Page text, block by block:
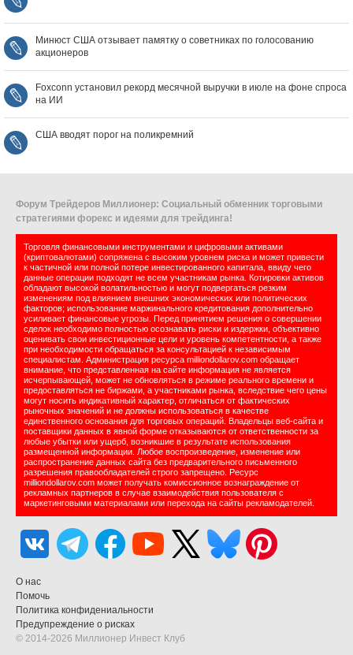
Минюст США отзывает памятку о советниках по голосованию
акционеров
Foxconn установил рекорд месячной выручки в июле на фоне спроса
на ИИ
США вводят порог на поликремний
Форум Трейдеров Миллионер: Социальный обменник торговыми
стратегиями форекс и идеями для трейдинга!
Торговля финансовыми инструментами и цифровыми активами
(криптовалютами) сопряжена с высоким уровнем риска и может привести
к частичной или полной потере инвестированного капитала, ввиду чего
данные операции подходят не всем участникам рынка. Котировки активов
обладают высокой волатильностью и могут подвергаться резким
изменениям под влиянием внешних экономических или политических
факторов; использование маржинального кредитования дополнительно
усиливает финансовые угрозы. Перед принятием решения о совершении
сделок необходимо полностью осознавать риски и издержки, объективно
оценивать свои инвестиционные цели и уровень компетентности, а также
при необходимости обращаться за консультацией к независимым
специалистам. Администрация ресурса milliondollarov.com обращает
внимание, что представленная на сайте информация не является
исчерпывающей, может не обновляться в режиме реального времени и
предоставляться не биржами, а участниками рынка, вследствие чего цены
могут носить индикативный характер, отличаться от фактических
рыночных значений и не должны использоваться в качестве
единственного основания для торговых операций. Владельцы веб-сайта и
поставщики данных в явной форме отказываются от ответственности за
любые убытки или ущерб, возникшие в результате использования
размещенной информации. Любое воспроизведение, изменение или
распространение данных сайта без предварительного письменного
разрешения правообладателей строго запрещено. Ресурс
milliondollarov.com может получать комиссионное вознаграждение от
рекламных партнеров в случае взаимодействия пользователя с
маркетинговыми материалами или перехода на сайты рекламодателей.
О нас
Помочь
Политика конфидениальности
Предупреждение о рисках
© 2014-2026 Миллионер Инвест Клуб